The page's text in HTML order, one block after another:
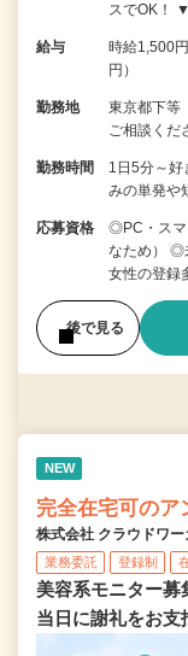
スでOK！
給与
時給1,500
円）
勤務地
東京都下等
ご相談くだ
勤務時間
1日5分～
みの単発や
応募資格
◎PC・スマ
なため） ◎
女性の登
後で見る
NEW
完全在宅可のア
株式会社 クラウドワー
業務委託 登録制
美容系モニター募
当日に謝礼をお